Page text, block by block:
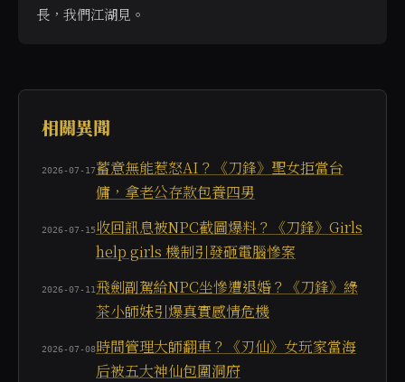
長，我們江湖見。
相關異聞
2026-07-17蓄意無能惹怒AI？《刀鋒》聖女拒當台
傭，拿老公存款包養四男
2026-07-15收回訊息被NPC截圖爆料？《刀鋒》Girls
help girls 機制引發砸電腦慘案
2026-07-11 飛劍副駕給NPC坐慘遭退婚？《刀鋒》綠
茶小師妹引爆真實感情危機
2026-07-08時間管理大師翻車？《刃仙》女玩家當海
后被五大神仙包圍洞府